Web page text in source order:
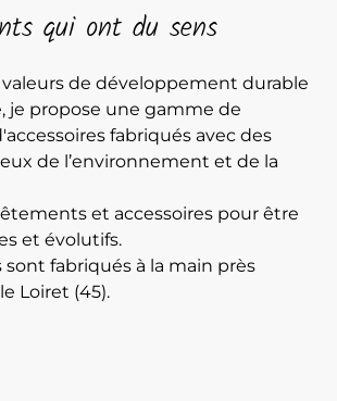
qui ont du sens
de développement durable
je propose une gamme de
fabriqués avec des
de l’environnement et de la
et accessoires pour être
et évolutifs.
sont fabriqués à la main près
Loiret (45).